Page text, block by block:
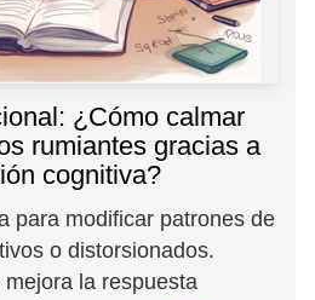
¿Cómo calmar
rumiantes gracias a
cognitiva?
para modificar patrones de
o distorsionados.
la respuesta